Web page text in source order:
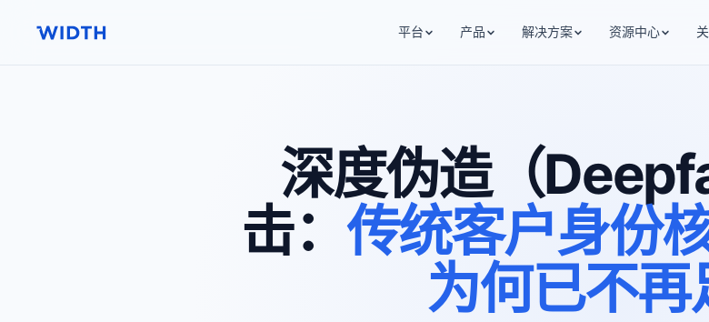
平台 产品 解决方案 资源中心
深度伪造（
击： 传统客户身份
为何已不再